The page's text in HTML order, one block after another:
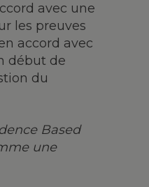
avec une
les preuves
accord avec
début de
du
Based
une